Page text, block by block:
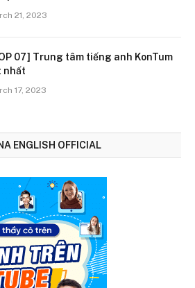
21, 2023
07] Trung tâm tiếng anh KonTum
nhất
17, 2023
ENGLISH OFFICIAL